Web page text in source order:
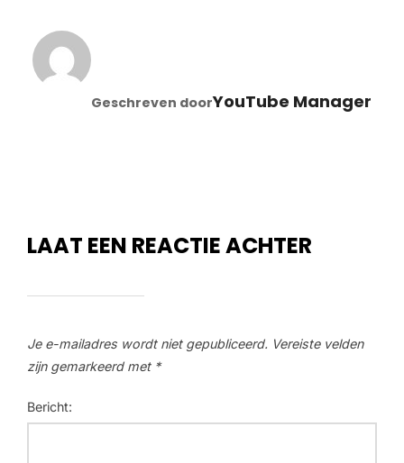
Geschreven doorYouTube Manager
LAAT EEN REACTIE ACHTER
Je e-mailadres wordt niet gepubliceerd. Vereiste velden
zijn gemarkeerd met *
Bericht: